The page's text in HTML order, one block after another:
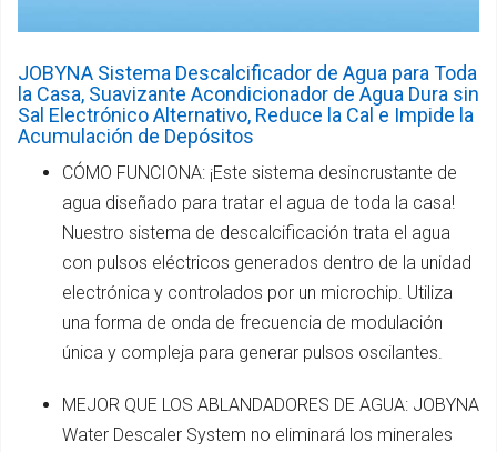
JOBYNA Sistema Descalcificador de Agua para Toda
la Casa, Suavizante Acondicionador de Agua Dura sin
Sal Electrónico Alternativo, Reduce la Cal e Impide la
Acumulación de Depósitos
CÓMO FUNCIONA: ¡Este sistema desincrustante de
agua diseñado para tratar el agua de toda la casa!
Nuestro sistema de descalcificación trata el agua
con pulsos eléctricos generados dentro de la unidad
electrónica y controlados por un microchip. Utiliza
una forma de onda de frecuencia de modulación
única y compleja para generar pulsos oscilantes.
MEJOR QUE LOS ABLANDADORES DE AGUA: JOBYNA
Water Descaler System no eliminará los minerales